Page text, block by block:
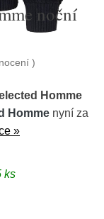
noční
)
Homme
Homme nyní za
»
ks